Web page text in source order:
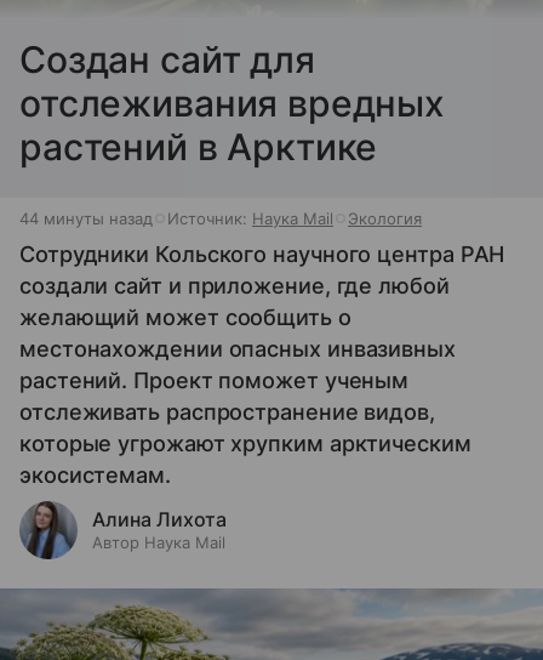
Создан сайт для
отслеживания вредных
растений в Арктике
44 минуты назад Источник: Наука Mail Экология
Сотрудники Кольского научного центра РАН
создали сайт и приложение, где любой
желающий может сообщить о
местонахождении опасных инвазивных
растений. Проект поможет ученым
отслеживать распространение видов,
которые угрожают хрупким арктическим
экосистемам.
Алина Лихота
Автор Наука Mail